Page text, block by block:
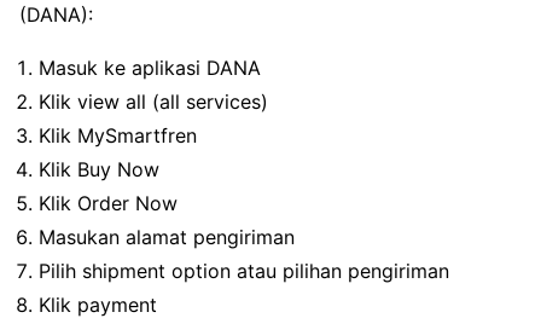
(DANA):
Masuk ke aplikasi DANA
Klik view all (all services)
Klik MySmartfren
Klik Buy Now
Klik Order Now
Masukan alamat pengiriman
Pilih shipment option atau pilihan pengiriman
Klik payment